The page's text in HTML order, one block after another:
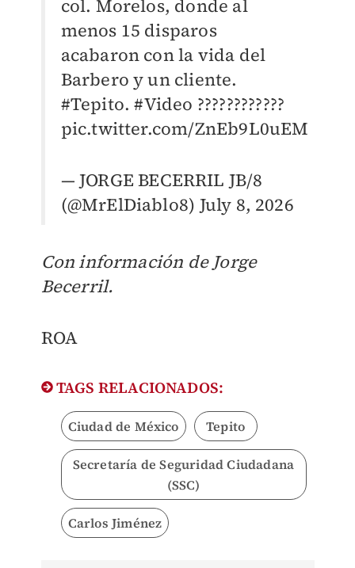
col. Morelos, donde al
menos 15 disparos
acabaron con la vida del
Barbero y un cliente.
#Tepito.#Video ????????????
pic.twitter.com/ZnEb9L0uEM
— JORGE BECERRIL JB/8
(@MrElDiablo8) July 8, 2026
Con información de Jorge
Becerril.
​ROA
TAGS RELACIONADOS:
Ciudad de México Tepito
Secretaría de Seguridad Ciudadana
(SSC)
Carlos Jiménez